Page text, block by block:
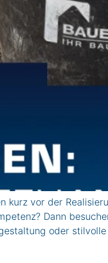
kurz vor der
Dann
oder